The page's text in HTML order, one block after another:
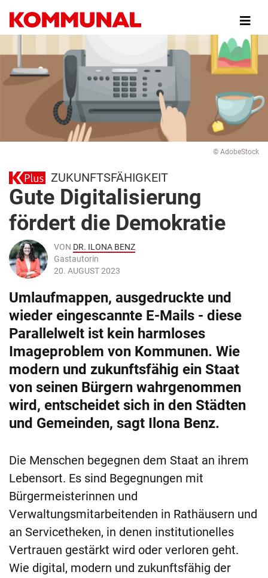
zum
© AdobeStock
ZUKUNFTSFÄHIGKEIT
Gute Digitalisierung
fördert die Demokratie
VON DR. ILONA BENZ
Gastautorin
20. AUGUST 2023
Umlaufmappen, ausgedruckte und
wieder eingescannte E-Mails - diese
Parallelwelt ist kein harmloses
Imageproblem von Kommunen. Wie
modern und zukunftsfähig ein Staat
von seinen Bürgern wahrgenommen
wird, entscheidet sich in den Städten
und Gemeinden, sagt Ilona Benz.
Die Menschen begegnen dem Staat an ihrem
Lebensort. Es sind Begegnungen mit
Bürgermeisterinnen und
Verwaltungsmitarbeitenden in Rathäusern und
an Servicetheken, in denen institutionelles
Vertrauen gestärkt wird oder verloren geht.
Wie digital, modern und zukunftsfähig der